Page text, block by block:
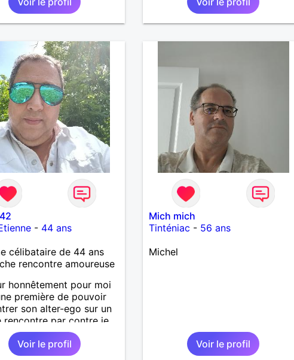
- 44 ans
célibataire de 44 ans
rencontre amoureuse
honnêtement pour moi
première de pouvoir
son alter-ego sur un
rencontre par contre je
entreprenant
audacieuse
sincères et expressif
Voir le profil
Mich mich
Tinténiac - 56 ans
Michel
Voir le profil